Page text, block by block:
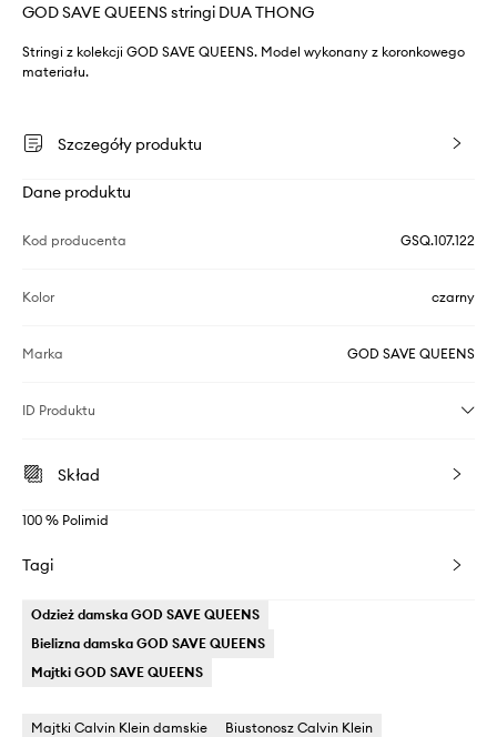
GOD SAVE QUEENS stringi DUA THONG
Stringi z kolekcji GOD SAVE QUEENS. Model wykonany z koronkowego
materiału.
Szczegóły produktu
Dane produktu
Kod producenta GSQ.107.122
Kolor czarny
Marka GOD SAVE QUEENS
ID Produktu
Skład
100 % Polimid
Tagi
Odzież damska GOD SAVE QUEENS
Bielizna damska GOD SAVE QUEENS
Majtki GOD SAVE QUEENS
Majtki Calvin Klein damskie Biustonosz Calvin Klein